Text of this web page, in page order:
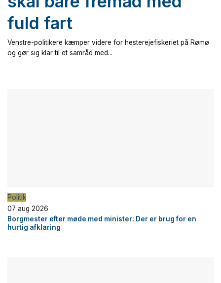
fuld fart
Venstre-politikere kæmper videre for hesterejefiskeriet på Rømø
og gør sig klar til et samråd med...
Politik
07 aug 2026
Borgmester efter møde med minister: Der er brug for en
hurtig afklaring